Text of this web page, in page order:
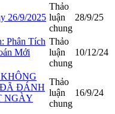
26/9/2025
Thảo
luận
chung
28/9/25
Phân Tích
Mới
Thảo
luận
chung
10/12/24
ĐÃ ĐÁNH
NGÀY
Thảo
luận
chung
16/9/24